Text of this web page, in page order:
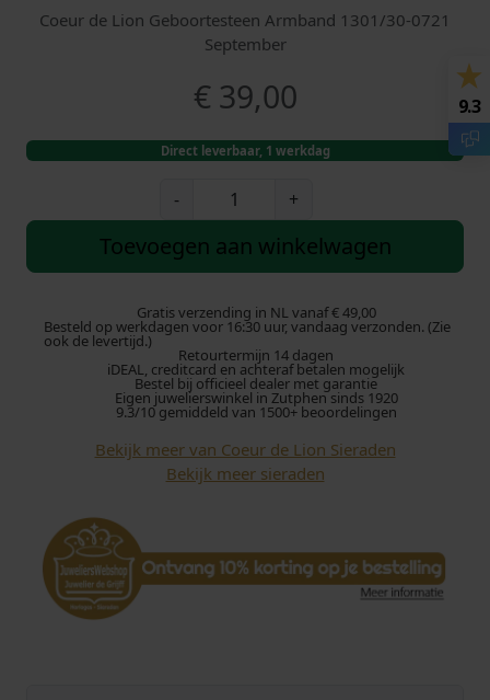
Coeur de Lion Geboortesteen Armband 1301/30-0721
September
€39,00
Direct leverbaar, 1 werkdag
-
e
d
e
i
o
A
a
n
+
Toevoegen aan winkelwagen
Gratis verzending in NL vanaf € 49,00
Besteld op werkdagen voor 16:30 uur, vandaag verzonden. (Zie
ook de levertijd.)
Retourtermijn 14 dagen
iDEAL, creditcard en achteraf betalen mogelijk
Bestel bij officieel dealer met garantie
Eigen juwelierswinkel in Zutphen sinds 1920
9.3/10 gemiddeld van 1500+ beoordelingen
Bekijk meer van Coeur de Lion Sieraden
Bekijk meer sieraden
9.3